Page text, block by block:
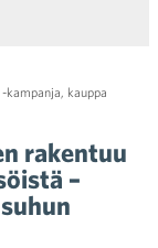
kampanja, kauppa
rakentuu
–